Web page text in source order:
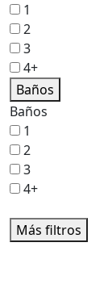
1
2
3
4+
Baños
Baños
1
2
3
4+
Más filtros